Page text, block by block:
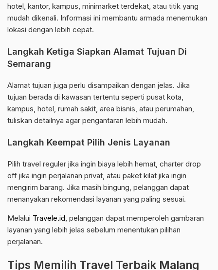
hotel, kantor, kampus, minimarket terdekat, atau titik yang
mudah dikenali. Informasi ini membantu armada menemukan
lokasi dengan lebih cepat.
Langkah Ketiga Siapkan Alamat Tujuan Di
Semarang
Alamat tujuan juga perlu disampaikan dengan jelas. Jika
tujuan berada di kawasan tertentu seperti pusat kota,
kampus, hotel, rumah sakit, area bisnis, atau perumahan,
tuliskan detailnya agar pengantaran lebih mudah.
Langkah Keempat Pilih Jenis Layanan
Pilih travel reguler jika ingin biaya lebih hemat, charter drop
off jika ingin perjalanan privat, atau paket kilat jika ingin
mengirim barang. Jika masih bingung, pelanggan dapat
menanyakan rekomendasi layanan yang paling sesuai.
Melalui Travele.id, pelanggan dapat memperoleh gambaran
layanan yang lebih jelas sebelum menentukan pilihan
perjalanan.
Tips Memilih Travel Terbaik Malang